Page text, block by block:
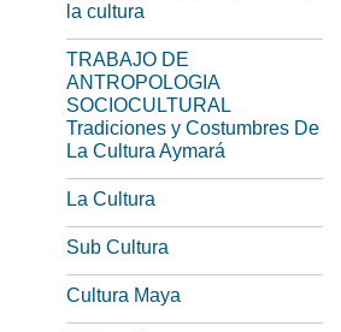
la cultura
TRABAJO DE
ANTROPOLOGIA
SOCIOCULTURAL
Tradiciones y Costumbres De
La Cultura Aymará
La Cultura
Sub Cultura
Cultura Maya